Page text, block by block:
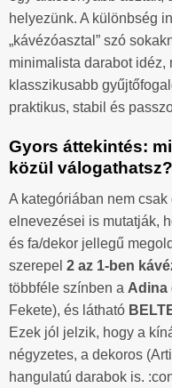
helyezünk. A különbség
„kávézóasztal” szó
minimalista darabot idéz,
klasszikusabb
praktikus, stabil és
Gyors áttekintés:
közül válogathatsz?
A kategóriában nem
elnevezései is mutatják,
és fa/dekor jellegű
szerepel 2 az 1-ben
többféle színben a Adina
Fekete), és látható
Ezek jól jelzik, hogy a
négyzetes, a dekoros
hangulatú darabok is.